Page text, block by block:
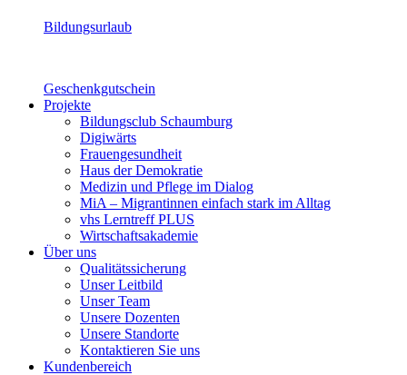
Bildungsurlaub
Geschenkgutschein
Projekte
Bildungsclub Schaumburg
Digiwärts
Frauengesundheit
Haus der Demokratie
Medizin und Pflege im Dialog
MiA – Migrantinnen einfach stark im Alltag
vhs Lerntreff PLUS
Wirtschaftsakademie
Über uns
Qualitätssicherung
Unser Leitbild
Unser Team
Unsere Dozenten
Unsere Standorte
Kontaktieren Sie uns
Kundenbereich